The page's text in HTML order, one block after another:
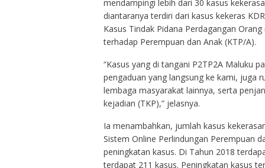
mendampingi lebih dari 30 kasus
diantaranya terdiri dari kasus kekeras
Kasus Tindak Pidana Perdagangan
terhadap Perempuan dan Anak (KTP/A).
“Kasus yang di tangani P2TP2A Maluku
pengaduan yang langsung ke kami, juga
lembaga masyarakat lainnya, serta
kejadian (TKP),” jelasnya.
Ia menambahkan, jumlah kasus
Sistem Online Perlindungan Perempuan
peningkatan kasus. Di Tahun 2018
terdapat 211 kasus. Peningkatan kasus